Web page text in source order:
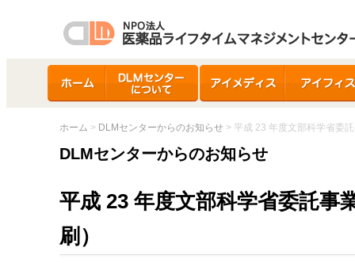
て
ホーム > DLMセンターからのお知らせ > 平成 23 年度文部科学省委
DLMセンターからのお知らせ
平成 23 年度文部科学省委託事
刷）